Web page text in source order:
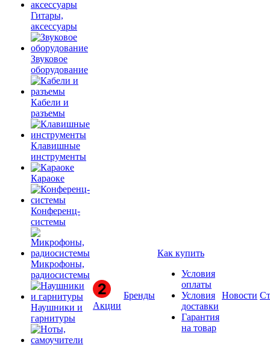
Гитары,
аксессуары
Звуковое
оборудование
Кабели и
разъемы
Клавишные
инструменты
Караоке
Конференц-
системы
Микрофоны,
радиосистемы
Наушники и
гарнитуры
Акции
Бренды
Как купить
Условия
оплаты
Условия
доставки
Гарантия
на товар
Новости